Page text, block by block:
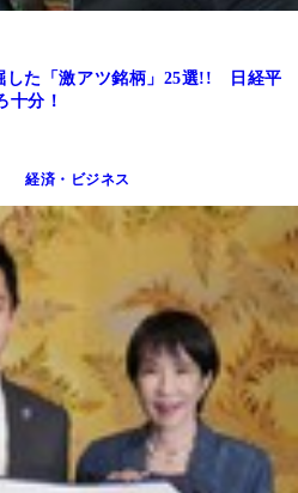
した「激アツ銘柄」25選!! 日経平
十分！
経済・ビジネス